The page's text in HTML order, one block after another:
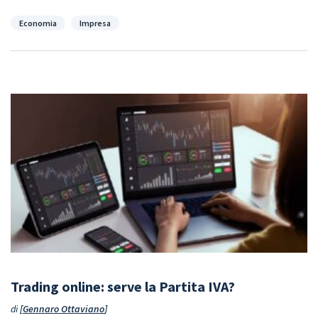
Categorie
Economia Impresa
Trading online: serve la Partita IVA?
di Gennaro Ottaviano